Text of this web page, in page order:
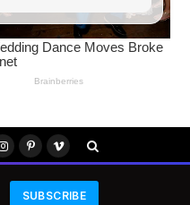
Instagram
PinterestVimeo
SUBSCRIBE